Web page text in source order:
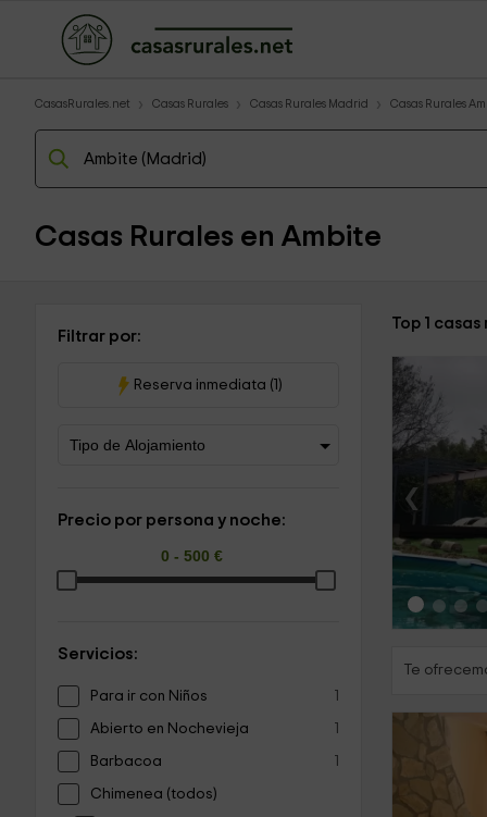
CasasRurales.net Casas Rurales Casas Rurales Madrid Casas Rurales
Casas Rurales en Ambite
Filtrar por:
Reserva inmediata (1)
Precio por persona y noche:
Servicios:
Para ir con Niños 1
Abierto en Nochevieja 1
Barbacoa 1
Chimenea (todos)
Top 1
‹
Te